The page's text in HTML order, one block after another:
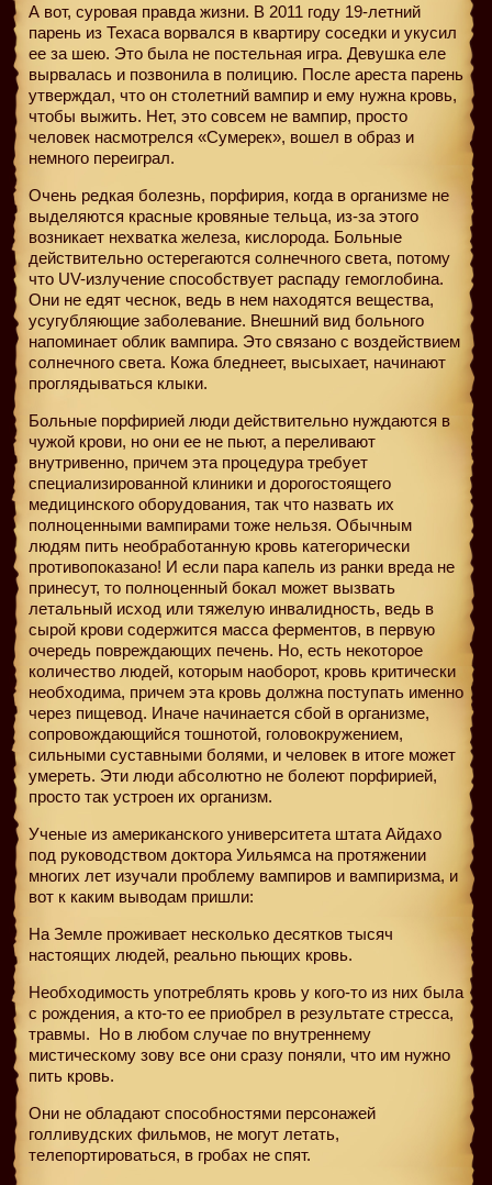
А вот, суровая правда жизни. В 2011 году 19-летний
парень из Техаса ворвался в квартиру соседки и укусил
ее за шею. Это была не постельная игра. Девушка еле
вырвалась и позвонила в полицию. После ареста парень
утверждал, что он столетний вампир и ему нужна кровь,
чтобы выжить. Нет, это совсем не вампир, просто
человек насмотрелся «Сумерек», вошел в образ и
немного переиграл.
Очень редкая болезнь, порфирия, когда в организме не
выделяются красные кровяные тельца, из-за этого
возникает нехватка железа, кислорода. Больные
действительно остерегаются солнечного света, потому
что UV-излучение способствует распаду гемоглобина.
Они не едят чеснок, ведь в нем находятся вещества,
усугубляющие заболевание. Внешний вид больного
напоминает облик вампира. Это связано с воздействием
солнечного света. Кожа бледнеет, высыхает, начинают
проглядываться клыки.
Больные порфирией люди действительно нуждаются в
чужой крови, но они ее не пьют, а переливают
внутривенно, причем эта процедура требует
специализированной клиники и дорогостоящего
медицинского оборудования, так что назвать их
полноценными вампирами тоже нельзя. Обычным
людям пить необработанную кровь категорически
противопоказано! И если пара капель из ранки вреда не
принесут, то полноценный бокал может вызвать
летальный исход или тяжелую инвалидность, ведь в
сырой крови содержится масса ферментов, в первую
очередь повреждающих печень. Но, есть некоторое
количество людей, которым наоборот, кровь критически
необходима, причем эта кровь должна поступать именно
через пищевод. Иначе начинается сбой в организме,
сопровождающийся тошнотой, головокружением,
сильными суставными болями, и человек в итоге может
умереть. Эти люди абсолютно не болеют порфирией,
просто так устроен их организм.
Ученые из американского университета штата Айдахо
под руководством доктора Уильямса на протяжении
многих лет изучали проблему вампиров и вампиризма, и
вот к каким выводам пришли:
На Земле проживает несколько десятков тысяч
настоящих людей, реально пьющих кровь.
Необходимость употреблять кровь у кого-то из них была
с рождения, а кто-то ее приобрел в результате стресса,
травмы. Но в любом случае по внутреннему
мистическому зову все они сразу поняли, что им нужно
пить кровь.
Они не обладают способностями персонажей
голливудских фильмов, не могут летать,
телепортироваться, в гробах не спят.